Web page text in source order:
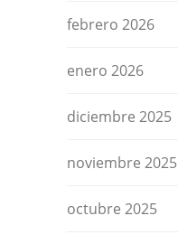
febrero 2026
enero 2026
diciembre 2025
noviembre 2025
octubre 2025